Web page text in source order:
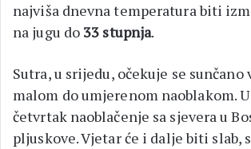
najviša dnevna temperatura biti
na jugu do 33 stupnja.
Sutra, u srijedu, očekuje se sunčano
malom do umjerenom naoblakom.
četvrtak naoblačenje sa sjevera u
pljuskove. Vjetar će i dalje biti slab,